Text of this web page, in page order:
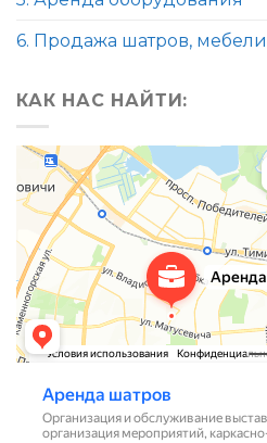
6. Продажа шатров, мебели
КАК НАС НАЙТИ: